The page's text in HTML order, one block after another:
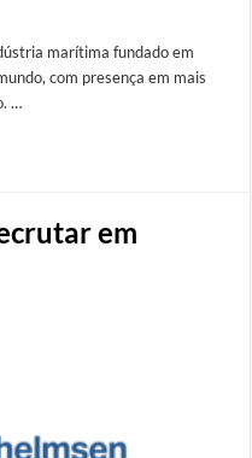
marítima fundado em
com presença em mais
…
em